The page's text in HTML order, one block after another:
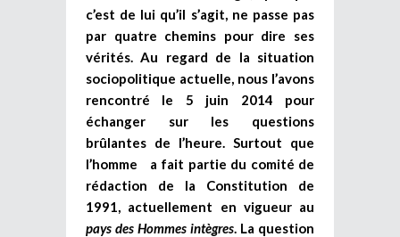
c’est de lui qu’il s’agit, ne passe pas
par quatre chemins pour dire ses
vérités. Au regard de la situation
sociopolitique actuelle, nous l’avons
rencontré le 5 juin 2014 pour
échanger sur les questions
brûlantes de l’heure. Surtout que
l’homme a fait partie du comité de
rédaction de la Constitution de
1991, actuellement en vigueur au
pays des Hommes intègres . La question